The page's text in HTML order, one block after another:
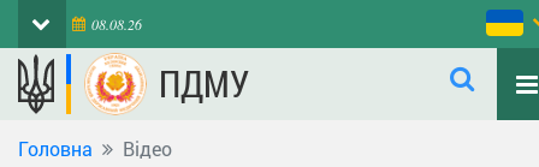
08.08.26
ПДМУ
Головна Відео